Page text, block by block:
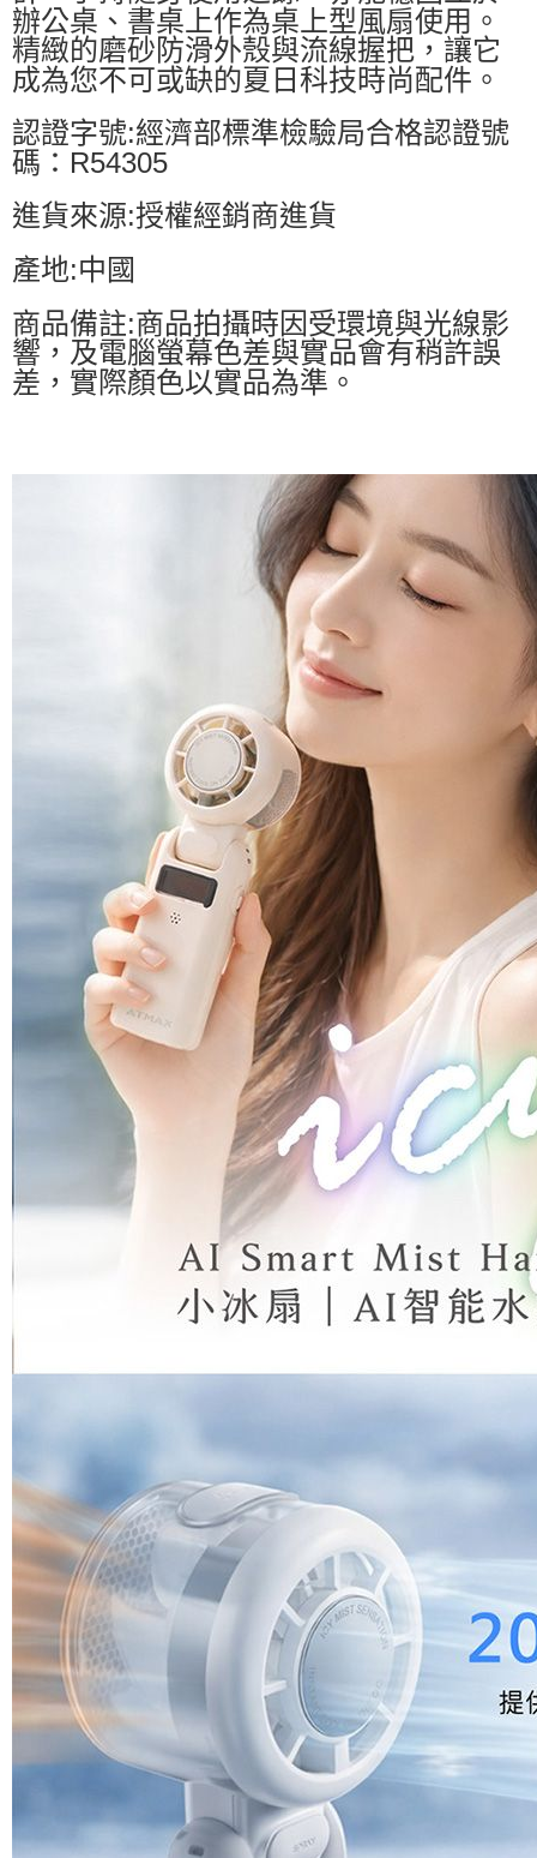
辦公桌、書桌上作為桌上型風扇使用。
精緻的磨砂防滑外殼與流線握把，讓它
成為您不可或缺的夏日科技時尚配件。
認證字號:經濟部標準檢驗局合格認證號
碼：R54305
進貨來源:授權經銷商進貨
產地:中國
商品備註:商品拍攝時因受環境與光線影
響，及電腦螢幕色差與實品會有稍許誤
差，實際顏色以實品為準。